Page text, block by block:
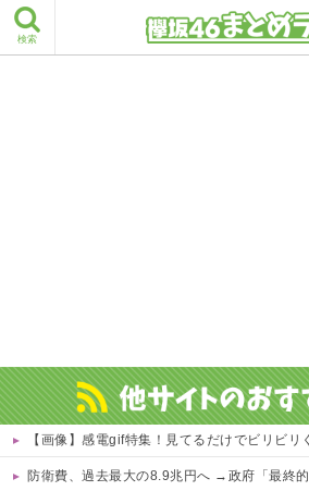
検索
【画像】感電gif特集！見てるだけでビリビリ
防衛費、過去最大の8.9兆円へ →政府「最終的